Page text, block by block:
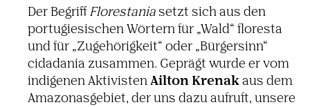
Der BegriffFlore­stania setzt sich aus den
portu­gie­si­schen Wörtern für „Wald“ floresta
und für „Zuge­hö­rig­keit“ oder „Bürger­sinn“
cidadania zusammen. Geprägt wurde er vom
indi­genen Akti­vistenAilton Krenakaus dem
Amazo­nas­ge­biet, der uns dazu aufruft, unsere